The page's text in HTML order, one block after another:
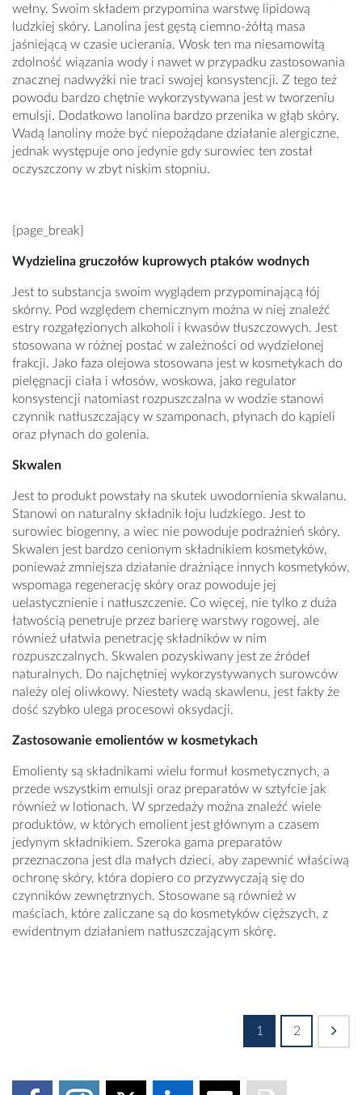
wełny. Swoim składem przypomina warstwę lipidową
ludzkiej skóry. Lanolina jest gęstą ciemno-żółtą masa
jaśniejącą w czasie ucierania. Wosk ten ma niesamowitą
zdolność wiązania wody i nawet w przypadku zastosowania
znacznej nadwyżki nie traci swojej konsystencji. Z tego też
powodu bardzo chętnie wykorzystywana jest w tworzeniu
emulsji. Dodatkowo lanolina bardzo przenika w głąb skóry.
Wadą lanoliny może być niepożądane działanie alergiczne,
jednak występuje ono jedynie gdy surowiec ten został
oczyszczony w zbyt niskim stopniu.
{page_break}
Wydzielina gruczołów kuprowych ptaków wodnych
Jest to substancja swoim wyglądem przypominającą łój
skórny. Pod względem chemicznym można w niej znaleźć
estry rozgałęzionych alkoholi i kwasów tłuszczowych. Jest
stosowana w różnej postać w zależności od wydzielonej
frakcji. Jako faza olejowa stosowana jest w kosmetykach do
pielęgnacji ciała i włosów, woskowa, jako regulator
konsystencji natomiast rozpuszczalna w wodzie stanowi
czynnik natłuszczający w szamponach, płynach do kąpieli
oraz płynach do golenia.
Skwalen
Jest to produkt powstały na skutek uwodornienia skwalanu.
Stanowi on naturalny składnik łoju ludzkiego. Jest to
surowiec biogenny, a wiec nie powoduje podrażnień skóry.
Skwalen jest bardzo cenionym składnikiem kosmetyków,
ponieważ zmniejsza działanie drażniące innych kosmetyków,
wspomaga regenerację skóry oraz powoduje jej
uelastycznienie i natłuszczenie. Co więcej, nie tylko z duża
łatwością penetruje przez barierę warstwy rogowej, ale
również ułatwia penetrację składników w nim
rozpuszczalnych. Skwalen pozyskiwany jest ze źródeł
naturalnych. Do najchętniej wykorzystywanych surowców
należy olej oliwkowy. Niestety wadą skawlenu, jest fakty że
dość szybko ulega procesowi oksydacji.
Zastosowanie emolientów w kosmetykach
Emolienty są składnikami wielu formuł kosmetycznych, a
przede wszystkim emulsji oraz preparatów w sztyfcie jak
również w lotionach. W sprzedaży można znaleźć wiele
produktów, w których emolient jest głównym a czasem
jedynym składnikiem. Szeroka gama preparatów
przeznaczona jest dla małych dzieci, aby zapewnić właściwą
ochronę skóry, która dopiero co przyzwyczają się do
czynników zewnętrznych. Stosowane są również w
maściach, które zaliczane są do kosmetyków cięższych, z
ewidentnym działaniem natłuszczającym skórę.
1 2